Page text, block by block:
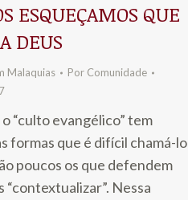
ESQUEÇAMOS QUE
DEUS
Malaquias Por Comunidade
o “culto evangélico” tem
formas que é difícil chamá-lo
poucos os que defendem
“contextualizar”. Nessa